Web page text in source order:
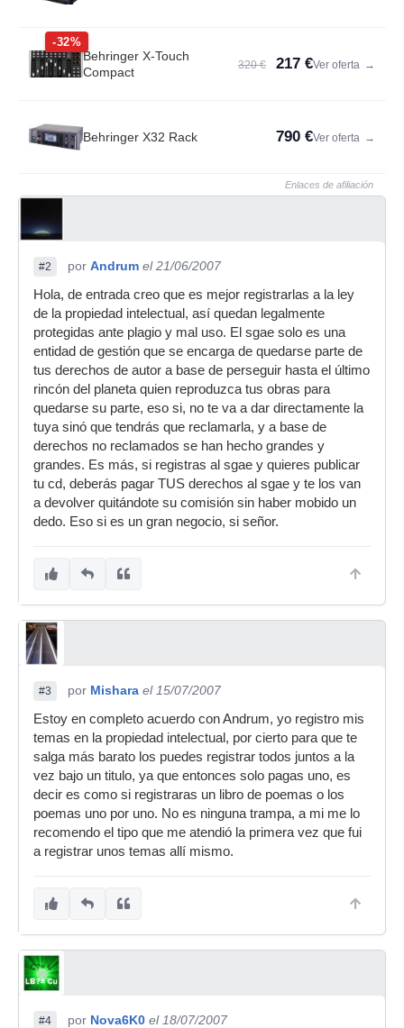
-32%
Behringer X-Touch
Compact
320 € 217 €Ver oferta →
Behringer X32 Rack 790 €Ver oferta →
Enlaces de afiliación
#2 por Andrum el 21/06/2007
Hola, de entrada creo que es mejor registrarlas a la ley
de la propiedad intelectual, así quedan legalmente
protegidas ante plagio y mal uso. El sgae solo es una
entidad de gestión que se encarga de quedarse parte de
tus derechos de autor a base de perseguir hasta el último
rincón del planeta quien reproduzca tus obras para
quedarse su parte, eso si, no te va a dar directamente la
tuya sinó que tendrás que reclamarla, y a base de
derechos no reclamados se han hecho grandes y
grandes. Es más, si registras al sgae y quieres publicar
tu cd, deberás pagar TUS derechos al sgae y te los van
a devolver quitándote su comisión sin haber mobido un
dedo. Eso si es un gran negocio, si señor.
#3 por Mishara el 15/07/2007
Estoy en completo acuerdo con Andrum, yo registro mis
temas en la propiedad intelectual, por cierto para que te
salga más barato los puedes registrar todos juntos a la
vez bajo un titulo, ya que entonces solo pagas uno, es
decir es como si registraras un libro de poemas o los
poemas uno por uno. No es ninguna trampa, a mi me lo
recomendo el tipo que me atendió la primera vez que fui
a registrar unos temas allí mismo.
#4 por Nova6K0 el 18/07/2007